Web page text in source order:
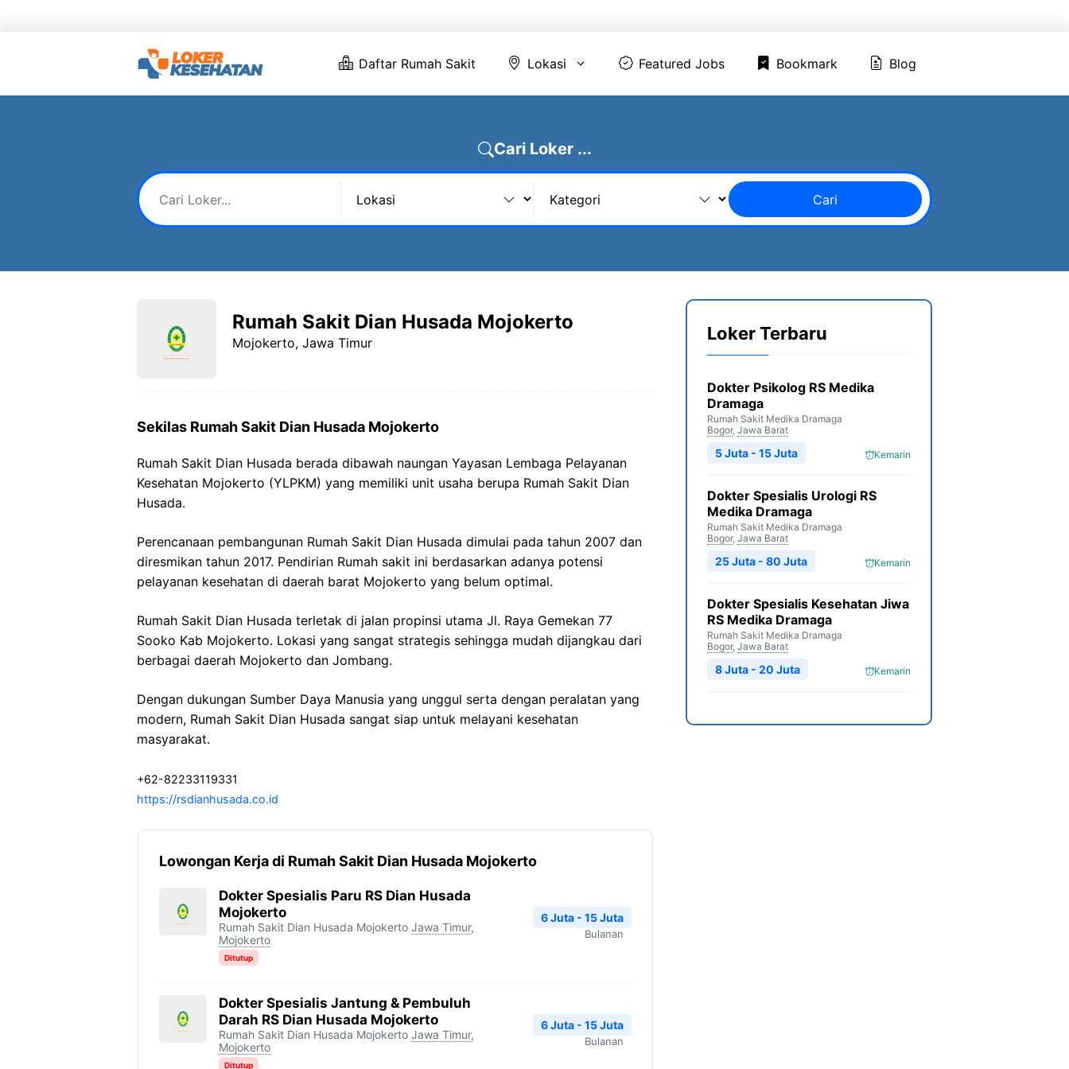
Daftar Rumah Sakit Lokasi Featured Jobs Bookmark Blog
Cari Loker ...
Cari
Rumah Sakit Dian Husada Mojokerto
Mojokerto, Jawa Timur
Sekilas Rumah Sakit Dian Husada Mojokerto
Rumah Sakit Dian Husada berada dibawah naungan Yayasan Lembaga Pelayanan
Kesehatan Mojokerto (YLPKM) yang memiliki unit usaha berupa Rumah Sakit Dian
Husada.
Perencanaan pembangunan Rumah Sakit Dian Husada dimulai pada tahun 2007 dan
diresmikan tahun 2017. Pendirian Rumah sakit ini berdasarkan adanya potensi
pelayanan kesehatan di daerah barat Mojokerto yang belum optimal.
Rumah Sakit Dian Husada terletak di jalan propinsi utama Jl. Raya Gemekan 77
Sooko Kab Mojokerto. Lokasi yang sangat strategis sehingga mudah dijangkau dari
berbagai daerah Mojokerto dan Jombang.
Dengan dukungan Sumber Daya Manusia yang unggul serta dengan peralatan yang
modern, Rumah Sakit Dian Husada sangat siap untuk melayani kesehatan
masyarakat.
+62-82233119331
https://rsdianhusada.co.id
Lowongan Kerja di Rumah Sakit Dian Husada Mojokerto
Dokter Spesialis Paru RS Dian Husada
Mojokerto
Rumah Sakit Dian Husada Mojokerto Jawa Timur,
Mojokerto
Ditutup
6 Juta - 15 Juta
Bulanan
Dokter Spesialis Jantung & Pembuluh
Darah RS Dian Husada Mojokerto
Rumah Sakit Dian Husada Mojokerto Jawa Timur,
Mojokerto
Ditutup
6 Juta - 15 Juta
Bulanan
Loker Terbaru
Dokter Psikolog RS Medika
Dramaga
Rumah Sakit Medika Dramaga
Bogor, Jawa Barat
Kemarin
5 Juta - 15 Juta
Dokter Spesialis Urologi RS
Medika Dramaga
Rumah Sakit Medika Dramaga
Bogor, Jawa Barat
Kemarin
25 Juta - 80 Juta
Dokter Spesialis Kesehatan Jiwa
RS Medika Dramaga
Rumah Sakit Medika Dramaga
Bogor, Jawa Barat
Kemarin
8 Juta - 20 Juta